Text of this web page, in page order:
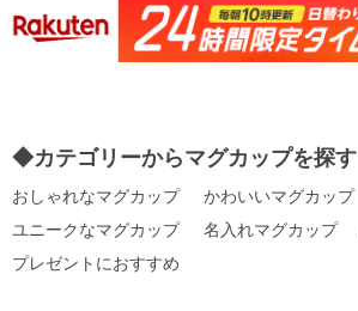
◆カテゴリーからマグカップを探す
おしゃれなマグカップ
かわいいマグカップ
ユニークなマグカップ
名入れマグカップ
プレゼントにおすすめ